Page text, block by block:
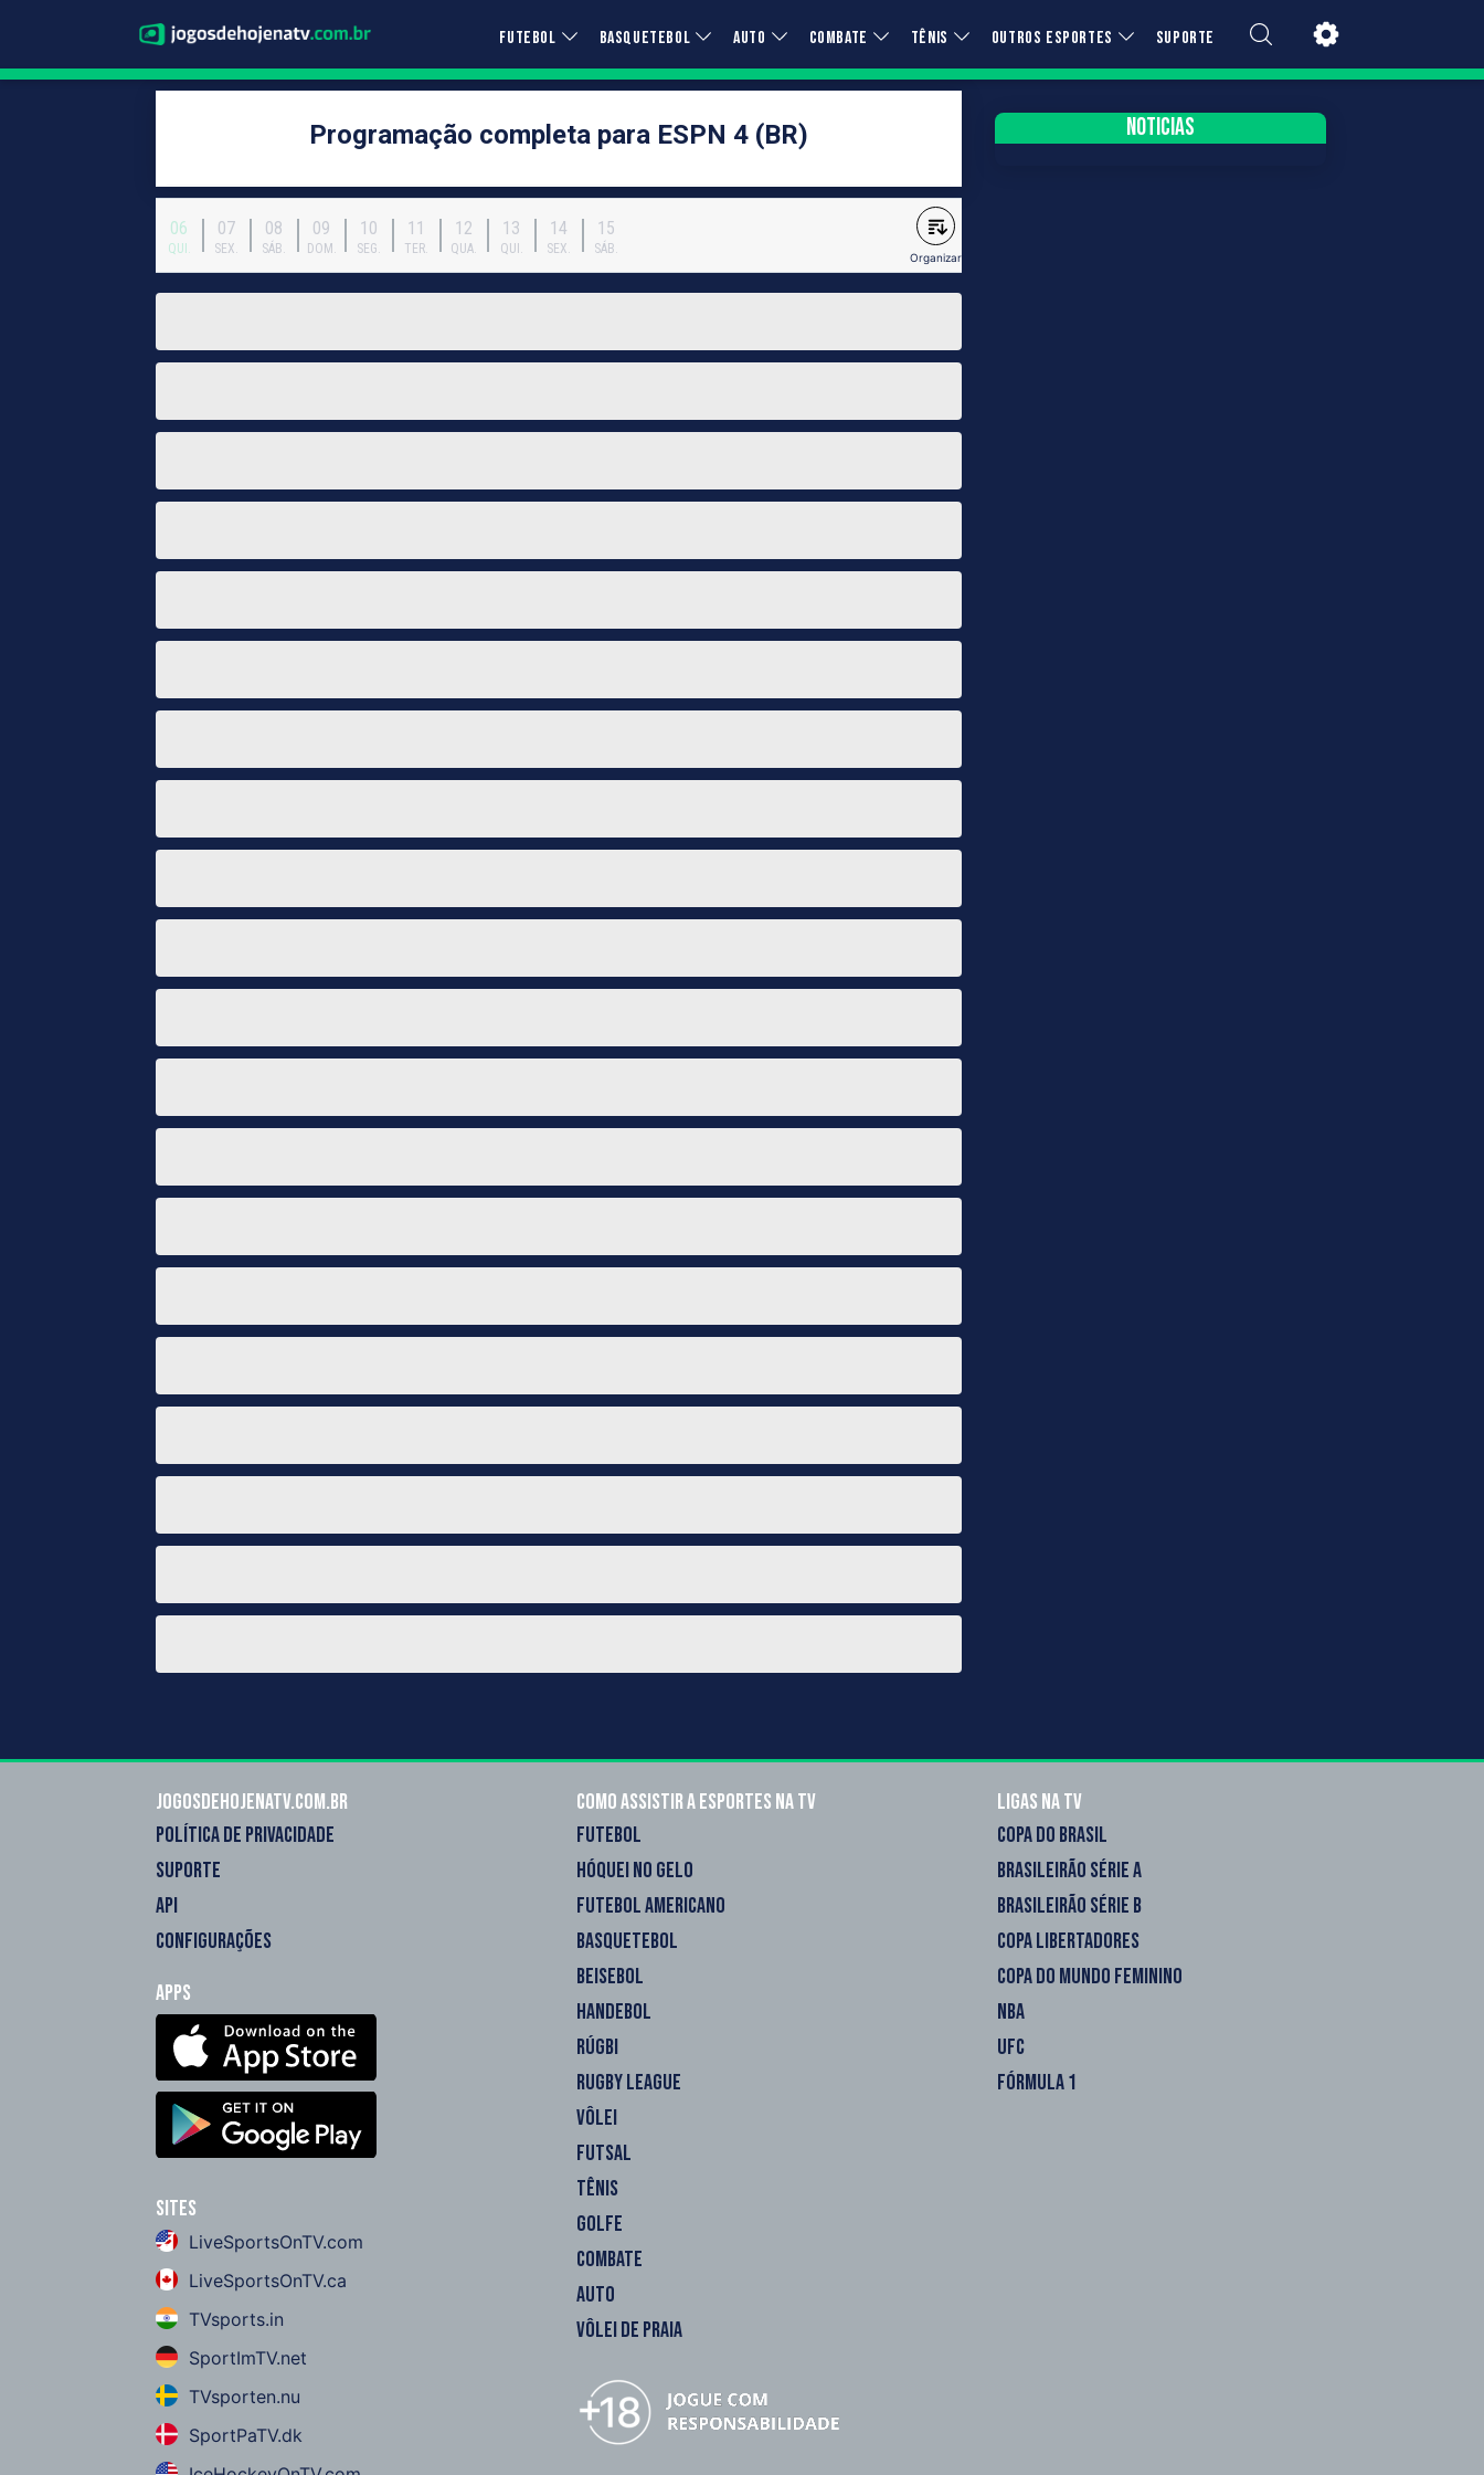
FUTEBOL BASQUETEBOL AUTO COMBATE TÊNIS OUTROS ESPORTES SUPORTE
Programação completa para ESPN 4 (BR)
06
QUI.
07
SEX.
08
SÁB.
09
DOM.
10
SEG.
11
TER.
12
QUA.
13
QUI.
14
SEX.
15
SÁB.
Organizar
NOTICIAS
Jogosdehojenatv.com.br
POLÍTICA DE PRIVACIDADE
SUPORTE
API
CONFIGURAÇÕES
Apps
Sites
LiveSportsOnTV.com
LiveSportsOnTV.ca
TVsports.in
SportImTV.net
TVsporten.nu
SportPaTV.dk
Como assistir a esportes na TV
FUTEBOL
HÓQUEI NO GELO
FUTEBOL AMERICANO
BASQUETEBOL
BEISEBOL
HANDEBOL
RÚGBI
RUGBY LEAGUE
VÔLEI
FUTSAL
TÊNIS
GOLFE
COMBATE
AUTO
VÔLEI DE PRAIA
Ligas na TV
COPA DO BRASIL
BRASILEIRÃO SÉRIE A
BRASILEIRÃO SÉRIE B
COPA LIBERTADORES
COPA DO MUNDO FEMININO
NBA
UFC
FÓRMULA 1